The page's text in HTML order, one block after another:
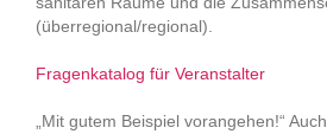
(überregional/regional).
Fragenkatalog für Veranstalter
„Mit gutem Beispiel vorangehen!“